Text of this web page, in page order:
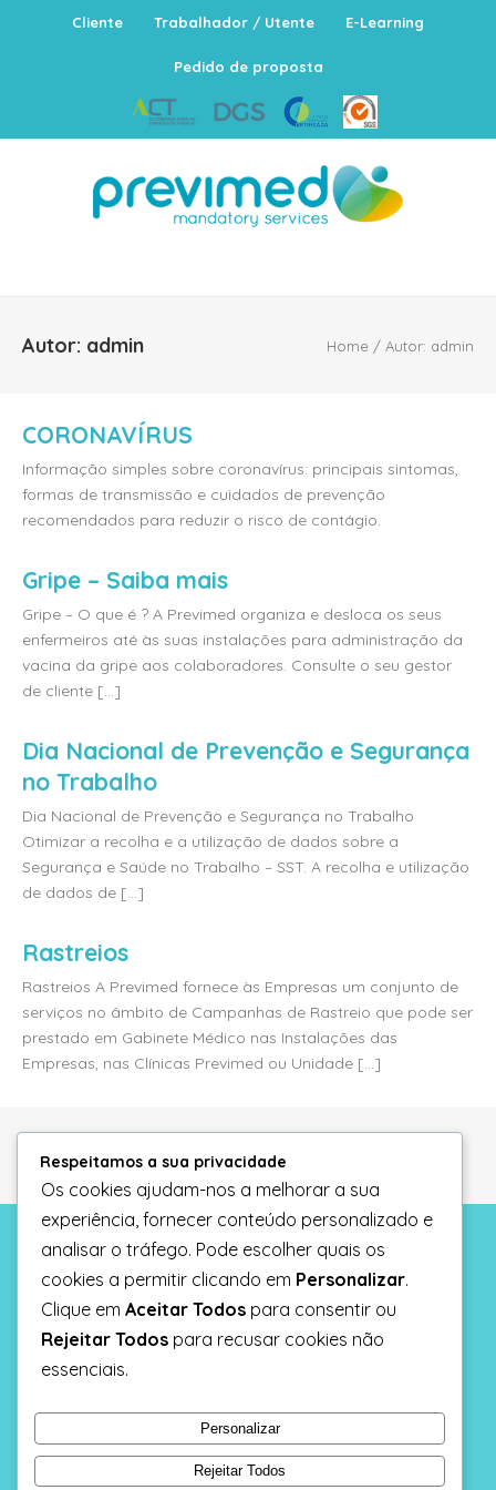
Cliente Trabalhador / Utente E-Learning
Pedido de proposta
Autor: admin Home / Autor: admin
CORONAVÍRUS
Informação simples sobre coronavírus: principais sintomas,
formas de transmissão e cuidados de prevenção
recomendados para reduzir o risco de contágio.
Gripe – Saiba mais
Gripe – O que é ? A Previmed organiza e desloca os seus
enfermeiros até às suas instalações para administração da
vacina da gripe aos colaboradores. Consulte o seu gestor
de cliente [...]
Dia Nacional de Prevenção e Segurança
no Trabalho
Dia Nacional de Prevenção e Segurança no Trabalho
Otimizar a recolha e a utilização de dados sobre a
Segurança e Saúde no Trabalho – SST. A recolha e utilização
de dados de [...]
Rastreios
Rastreios A Previmed fornece às Empresas um conjunto de
serviços no âmbito de Campanhas de Rastreio que pode ser
prestado em Gabinete Médico nas Instalações das
Empresas, nas Clínicas Previmed ou Unidade [...]
Politica de privacidade
Pedido de proposta
Recrutamento
Respeitamos a sua privacidade
Os cookies ajudam-nos a melhorar a sua
experiência, fornecer conteúdo personalizado e
analisar o tráfego. Pode escolher quais os
cookies a permitir clicando em Personalizar.
Clique em Aceitar Todos para consentir ou
Rejeitar Todos para recusar cookies não
essenciais.
Personalizar
Rejeitar Todos